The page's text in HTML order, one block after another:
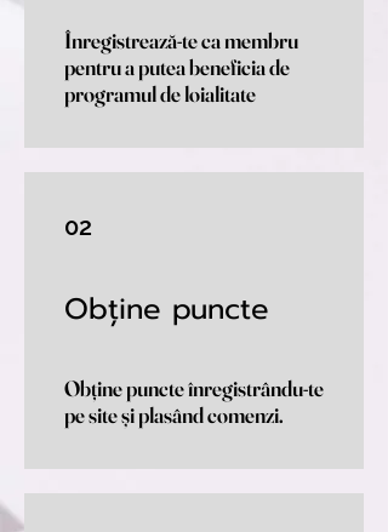
Înregistrează-te ca membru
pentru a putea beneficia de
programul de loialitate
02
Obține puncte
Obține puncte înregistrându-te
pe site și plasând comenzi.